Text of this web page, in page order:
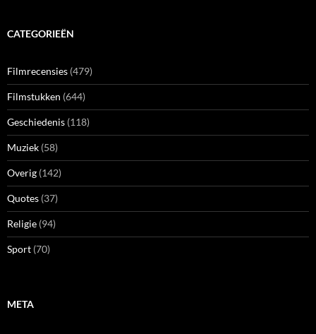
CATEGORIEËN
Filmrecensies (479)
Filmstukken (644)
Geschiedenis (118)
Muziek (58)
Overig (142)
Quotes (37)
Religie (94)
Sport (70)
META